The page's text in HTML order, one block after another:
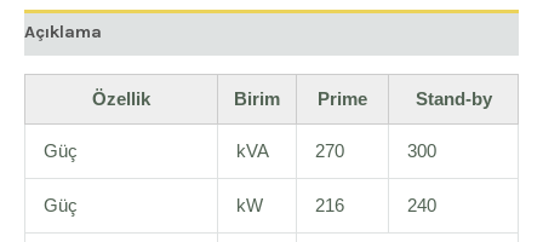
Açıklama
Özellik Birim Prime Stand-by
Güç kVA 270 300
Güç kW 216 240